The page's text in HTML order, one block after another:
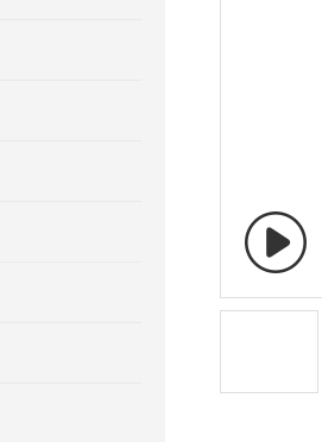
mini motor电机MC230P3T 20- B参数